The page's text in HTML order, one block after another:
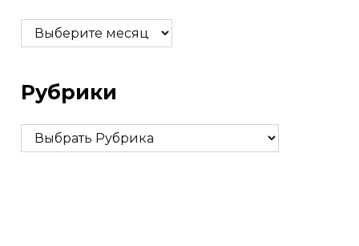
Архивы
Рубрики
Рубрики